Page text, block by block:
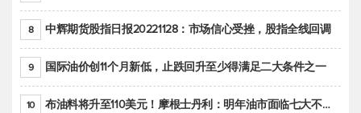
8 中辉期货股指日报20221128：市场信心受挫，股指全线回调
9 国际油价创11个月新低，止跌回升至少得满足二大条件之一
10 布油料将升至110美元！摩根士丹利：明年油市面临七大不确定性